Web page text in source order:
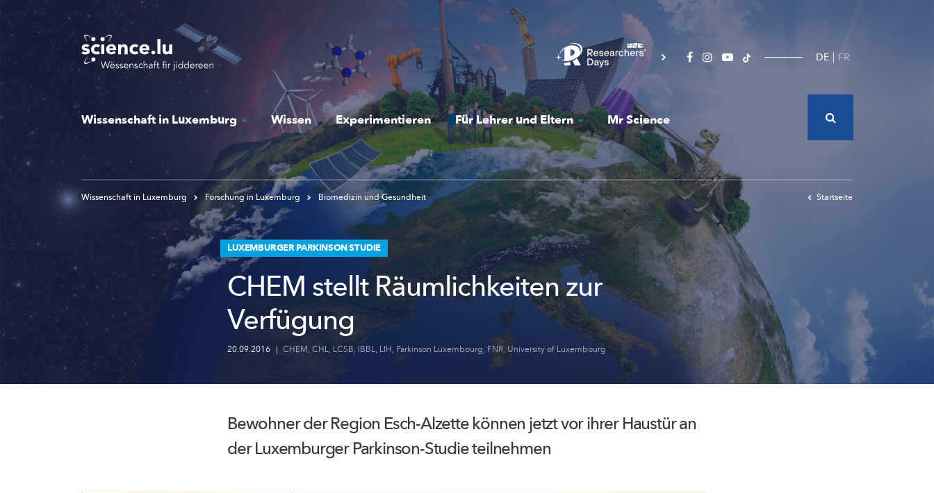
Skip
to
main
content
DE FR
Wissenschaft in Luxemburg Wissen Experimentieren Für Lehrer und Eltern Mr Science
Wissenschaft in Luxemburg Forschung in Luxemburg Biomedizin und Gesundheit Startseite
LUXEMBURGER PARKINSON STUDIE
CHEM stellt Räumlichkeiten zur
Verfügung
20.09.2016 | CHEM, CHL, LCSB, IBBL, LIH, Parkinson Luxembourg, FNR,University of Luxembourg
Bewohner der Region Esch-Alzette können jetzt vor ihrer Haustür an
der LuxemburgerParkinson-Studieteilnehmen